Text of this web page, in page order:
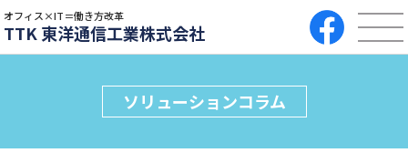
オフィス×IT＝働き方改革
TTK 東洋通信工業株式会社
ソリューションコラム